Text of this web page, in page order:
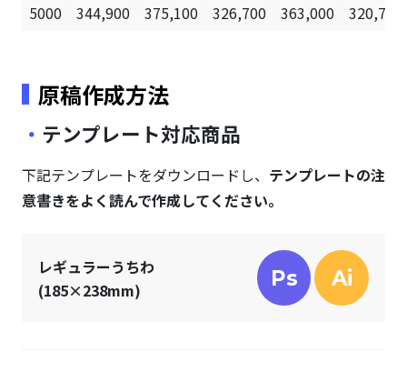
5000
344,900 375,100 326,700 363,000 320,700
原稿作成方法
テンプレート対応商品
下記テンプレートをダウンロードし、 テンプレートの注
意書きをよく読んで作成してください。
レギュラーうちわ
(185×238mm)
Ps Ai